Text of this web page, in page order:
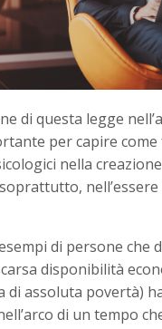
di questa legge
per capire
nella
di persone che
disponibilità
di assoluta povertà)
di un tempo